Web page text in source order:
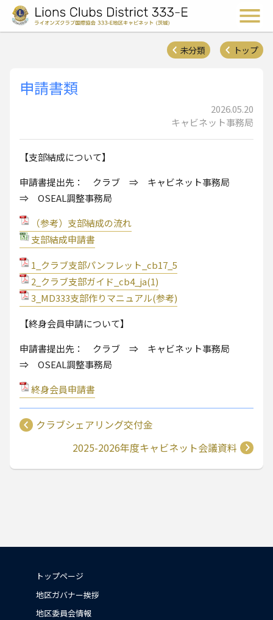
ライオンズクラ
トップ
未分類
申請書類
2026.05.20
キャビネット事務局
【支部結成について】
申請書提出先： クラブ ⇒ キャビネット事務局
⇒ OSEAL調整事務局
（参考）支部結成の流れ
支部結成申請書
1_クラブ支部パンフレット_cb17_5
2_クラブ支部ガイド_cb4_ja(1)
3_MD333支部作りマニュアル(参考)
【終身会員申請について】
申請書提出先： クラブ ⇒ キャビネット事務局
⇒ OSEAL調整事務局
終身会員申請書
クラブシェアリング交付金
2025-2026年度キャビネット会議資料
トップページ
地区ガバナー挨拶
地区委員会情報